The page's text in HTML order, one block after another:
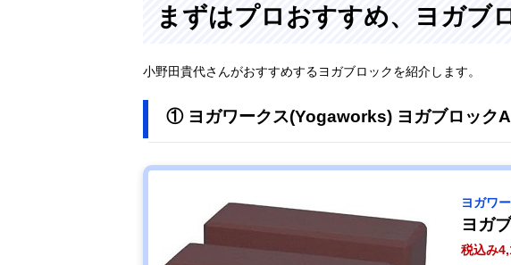
まずはプロおすすめ、ヨガブ
小野田貴代さんがおすすめするヨガブロックを紹介します。
① ヨガワークス(Yogaworks) ヨガブロックA
ヨガワ
ヨガ
税込み